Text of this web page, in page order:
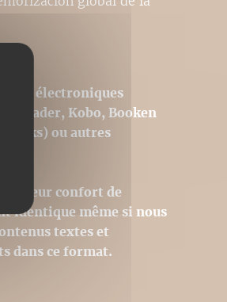
électroniques
Reader, Kobo, Booken
ou autres
confort de
identique même si nous
textes et
dans ce format.